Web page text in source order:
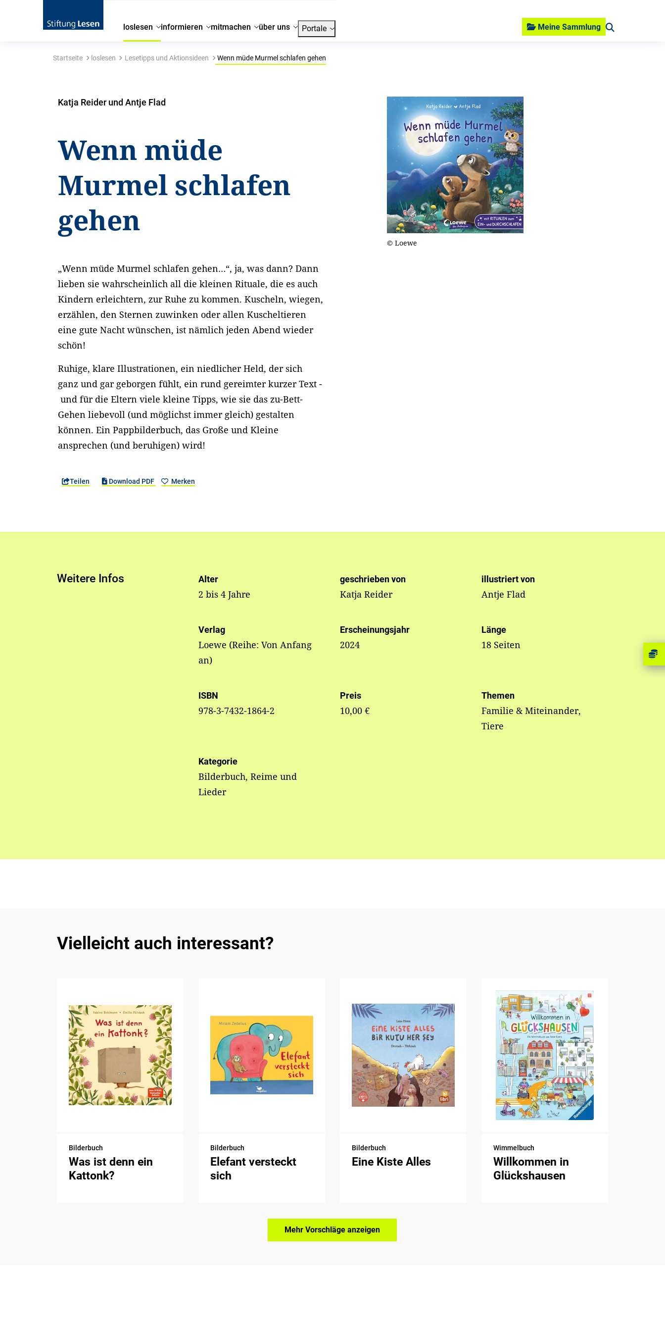
loslesen informieren mitmachen über uns Portale Meine Sammlung
Startseite loslesen Lesetipps und Aktionsideen Wenn müde Murmel schlafen gehen
Katja Reider und Antje Flad
Wenn müde
Murmel schlafen
gehen
„Wenn müde Murmel schlafen gehen…“, ja, was dann? Dann
lieben sie wahrscheinlich all die kleinen Rituale, die es auch
Kindern erleichtern, zur Ruhe zu kommen. Kuscheln, wiegen,
erzählen, den Sternen zuwinken oder allen Kuscheltieren
eine gute Nacht wünschen, ist nämlich jeden Abend wieder
schön!
Ruhige, klare Illustrationen, ein niedlicher Held, der sich
ganz und gar geborgen fühlt, ein rund gereimter kurzer Text -
und für die Eltern viele kleine Tipps, wie sie das zu-Bett-
Gehen liebevoll (und möglichst immer gleich) gestalten
können. Ein Pappbilderbuch, das Große und Kleine
ansprechen (und beruhigen) wird!
Teilen Download PDF Merken
© Loewe
Weitere Infos Alter
2 bis 4 Jahre
geschrieben von
Katja Reider
illustriert von
Antje Flad
Verlag
Loewe (Reihe: Von Anfang
an)
Erscheinungsjahr
2024
Länge
18 Seiten
ISBN
978-3-7432-1864-2
Preis
10,00 €
Themen
Familie & Miteinander,
Tiere
Kategorie
Bilderbuch, Reime und
Lieder
Vielleicht auch interessant?
Bilderbuch
Was ist denn ein
Kattonk?
Bilderbuch
Elefant versteckt
sich
Bilderbuch
Eine Kiste Alles
Wimmelbuch
Willkommen in
Glückshausen
Mehr Vorschläge anzeigen